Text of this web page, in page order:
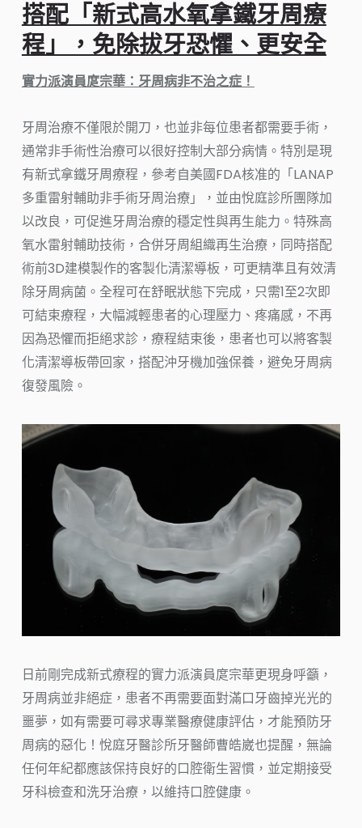
搭配「新式高水氧拿鐵牙周療
程」，免除拔牙恐懼、更安全
實力派演員庹宗華：牙周病非不治之症！
牙周治療不僅限於開刀，也並非每位患者都需要手術，
通常非手術性治療可以很好控制大部分病情。特別是現
有新式拿鐵牙周療程，參考自美國FDA核准的「LANAP
多重雷射輔助非手術牙周治療」，並由悅庭診所團隊加
以改良，可促進牙周治療的穩定性與再生能力。特殊高
氧水雷射輔助技術，合併牙周組織再生治療，同時搭配
術前3D建模製作的客製化清潔導板，可更精準且有效清
除牙周病菌。全程可在舒眠狀態下完成，只需1至2次即
可結束療程，大幅減輕患者的心理壓力、疼痛感，不再
因為恐懼而拒絕求診，療程結束後，患者也可以將客製
化清潔導板帶回家，搭配沖牙機加強保養，避免牙周病
復發風險。
日前剛完成新式療程的實力派演員庹宗華更現身呼籲，
牙周病並非絕症，患者不再需要面對滿口牙齒掉光光的
噩夢，如有需要可尋求專業醫療健康評估，才能預防牙
周病的惡化！悅庭牙醫診所牙醫師曹皓崴也提醒，無論
任何年紀都應該保持良好的口腔衛生習慣，並定期接受
牙科檢查和洗牙治療，以維持口腔健康。